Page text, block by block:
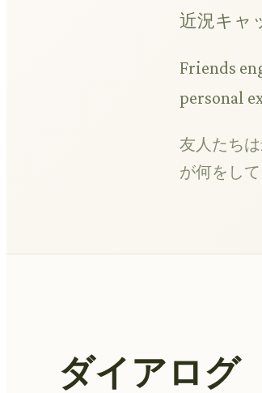
近況キャ
Friends
personal
友人たち
が何をし
ダイアログ